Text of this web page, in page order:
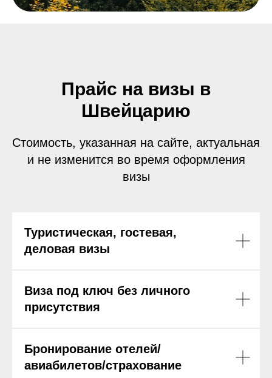
Прайс на визы в
Швейцарию
Стоимость, указанная на сайте, актуальная
и не изменится во время оформления
визы
Туристическая, гостевая,
деловая визы
Виза под ключ без личного
присутствия
Бронирование отелей/
авиабилетов/страхование